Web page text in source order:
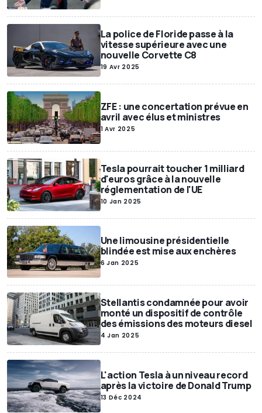
La police de Floride passe à la
vitesse supérieure avec une
nouvelle Corvette C8
19 Avr 2025
ZFE : une concertation prévue en
avril avec élus et ministres
1 Avr 2025
Tesla pourrait toucher 1 milliard
d'euros grâce à la nouvelle
réglementation de l'UE
10 Jan 2025
Une limousine présidentielle
blindée est mise aux enchères
6 Jan 2025
Stellantis condamnée pour avoir
monté un dispositif de contrôle
des émissions des moteurs diesel
4 Jan 2025
L'action Tesla à un niveau record
après la victoire de Donald Trump
13 Déc 2024